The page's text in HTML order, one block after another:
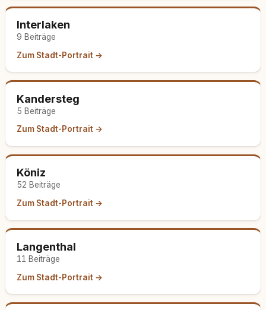
Interlaken
9 Beiträge
Zum Stadt-Portrait →
Kandersteg
5 Beiträge
Zum Stadt-Portrait →
Köniz
52 Beiträge
Zum Stadt-Portrait →
Langenthal
11 Beiträge
Zum Stadt-Portrait →